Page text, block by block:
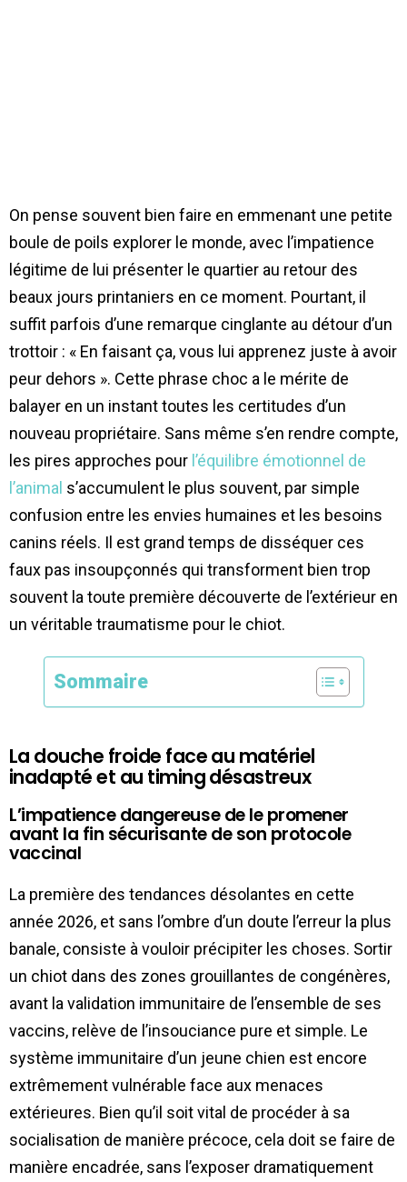
On pense souvent bien faire en emmenant une petite
boule de poils explorer le monde, avec l’impatience
légitime de lui présenter le quartier au retour des
beaux jours printaniers en ce moment. Pourtant, il
suffit parfois d’une remarque cinglante au détour d’un
trottoir : « En faisant ça, vous lui apprenez juste à avoir
peur dehors ». Cette phrase choc a le mérite de
balayer en un instant toutes les certitudes d’un
nouveau propriétaire. Sans même s’en rendre compte,
les pires approches pour l’équilibre émotionnel de
l’animal s’accumulent le plus souvent, par simple
confusion entre les envies humaines et les besoins
canins réels. Il est grand temps de disséquer ces
faux pas insoupçonnés qui transforment bien trop
souvent la toute première découverte de l’extérieur en
un véritable traumatisme pour le chiot.
Sommaire
La douche froide face au matériel
inadapté et au timing désastreux
L’impatience dangereuse de le promener
avant la fin sécurisante de son protocole
vaccinal
La première des tendances désolantes en cette
année 2026, et sans l’ombre d’un doute l’erreur la plus
banale, consiste à vouloir précipiter les choses. Sortir
un chiot dans des zones grouillantes de congénères,
avant la validation immunitaire de l’ensemble de ses
vaccins, relève de l’insouciance pure et simple. Le
système immunitaire d’un jeune chien est encore
extrêmement vulnérable face aux menaces
extérieures. Bien qu’il soit vital de procéder à sa
socialisation de manière précoce, cela doit se faire de
manière encadrée, sans l’exposer dramatiquement